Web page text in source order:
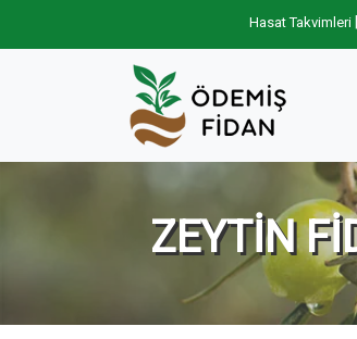
Hasat Takvimleri
ZEYTİN